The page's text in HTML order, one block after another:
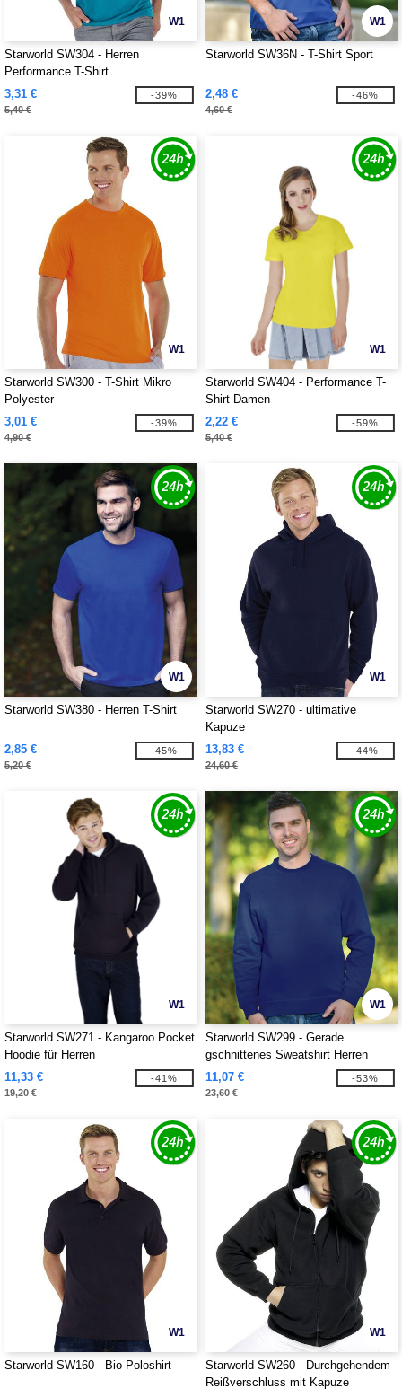
W1
Starworld SW304 - Herren
Performance T-Shirt
3,31 €
5,40 €
-39%
W1
Starworld SW36N - T-Shirt Sport
2,48 €
4,60 €
-46%
W1
Starworld SW300 - T-Shirt Mikro
Polyester
3,01 €
4,90 €
-39%
W1
Starworld SW404 - Performance T-
Shirt Damen
2,22 €
5,40 €
-59%
W1
Starworld SW380 - Herren T-Shirt
2,85 €
5,20 €
-45%
W1
Starworld SW270 - ultimative
Kapuze
13,83 €
24,60 €
-44%
W1
Starworld SW271 - Kangaroo Pocket
Hoodie für Herren
11,33 €
19,20 €
-41%
W1
Starworld SW299 - Gerade
gschnittenes Sweatshirt Herren
11,07 €
23,60 €
-53%
W1
Starworld SW160 - Bio-Poloshirt
W1
Starworld SW260 - Durchgehendem
Reißverschluss mit Kapuze